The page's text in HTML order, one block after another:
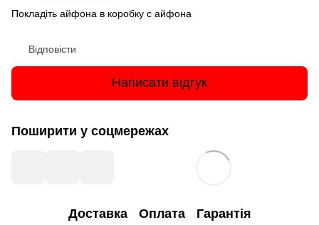
Покладіть айфона в коробку с айфона
Відповісти
Написати відгук
Поширити у соцмережах
Доставка Оплата Гарантія